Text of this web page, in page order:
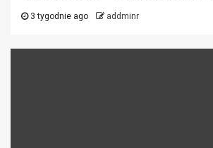
3 tygodnie ago addminr